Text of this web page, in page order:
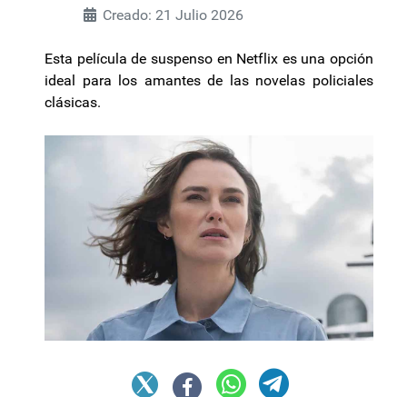
Creado: 21 Julio 2026
Esta película de suspenso en Netflix es una opción
ideal para los amantes de las novelas policiales
clásicas.